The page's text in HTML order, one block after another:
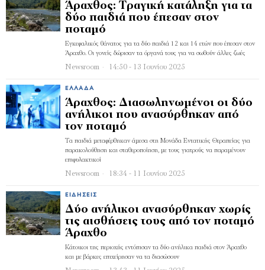
Άραχθος: Τραγική κατάληξη για τα
δύο παιδιά που έπεσαν στον
ποταμό
Εγκεφαλικός θάνατος για τα δύο παιδιά 12 και 14 ετών που έπεσαν στον
Άραχθο. Οι γονείς δώρισαν τα όργανά τους για να σωθούν άλλες ζωές
Newsroom 14:50 - 13 Ιουνίου 2025
ΕΛΛΆΔΑ
Άραχθος: Διασωληνωμένοι οι δύο
ανήλικοι που ανασύρθηκαν από
τον ποταμό
Τα παιδιά μεταφέρθηκαν άμεσα στη Μονάδα Εντατικής Θεραπείας για
παρακολούθηση και σταθεροποίηση, με τους γιατρούς να παραμένουν
επιφυλακτικοί
Newsroom 18:34 - 11 Ιουνίου 2025
ΕΙΔΉΣΕΙΣ
Δύο ανήλικοι ανασύρθηκαν χωρίς
τις αισθήσεις τους από τον ποταμό
Άραχθο
Κάτοικοι της περιοχής εντόπισαν τα δύο ανήλικα παιδιά στον Άραχθο
και με βάρκες επιχείρησαν να τα διασώσουν